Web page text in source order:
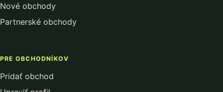
Nové obchody
Partnerské obchody
PRE OBCHODNÍKOV
Pridať obchod